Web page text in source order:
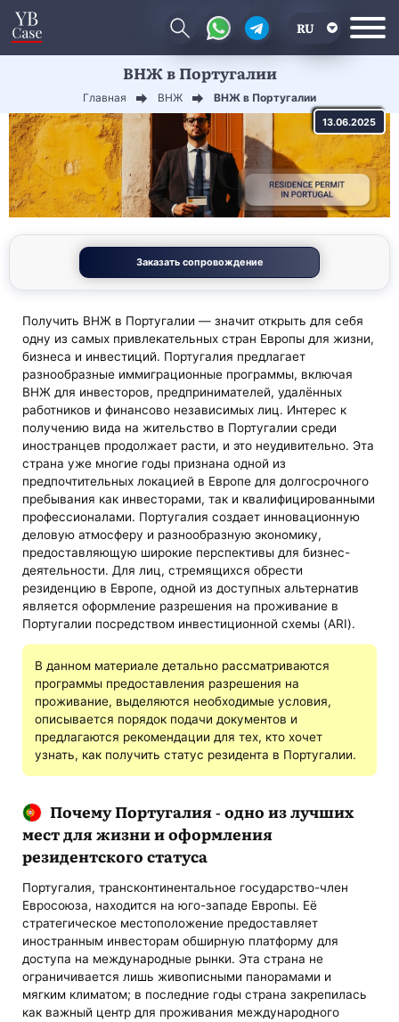
RU
CN
ВНЖ в Португалии
Главная ВНЖ ВНЖ в Португалии
13.06.2025
Заказать сопровождение
Получить ВНЖ в Португалии — значит открыть для себя
одну из самых привлекательных стран Европы для жизни,
бизнеса и инвестиций. Португалия предлагает
разнообразные иммиграционные программы, включая
ВНЖ для инвесторов, предпринимателей, удалённых
работников и финансово независимых лиц. Интерес к
получению вида на жительство в Португалии среди
иностранцев продолжает расти, и это неудивительно. Эта
страна уже многие годы признана одной из
предпочтительных локацией в Европе для долгосрочного
пребывания как инвесторами, так и квалифицированными
профессионалами. Португалия создает инновационную
деловую атмосферу и разнообразную экономику,
предоставляющую широкие перспективы для бизнес-
деятельности. Для лиц, стремящихся обрести
резиденцию в Европе, одной из доступных альтернатив
является оформление разрешения на проживание в
Португалии посредством инвестиционной схемы (ARI).
В данном материале детально рассматриваются
программы предоставления разрешения на
проживание, выделяются необходимые условия,
описывается порядок подачи документов и
предлагаются рекомендации для тех, кто хочет
узнать, как получить статус резидента в Португалии.
Почему Португалия - одно из лучших
мест для жизни и оформления
резидентского статуса
Португалия, трансконтинентальное государство-член
Евросоюза, находится на юго-западе Европы. Её
стратегическое местоположение предоставляет
иностранным инвесторам обширную платформу для
доступа на международные рынки. Эта страна не
ограничивается лишь живописными панорамами и
мягким климатом; в последние годы страна закрепилась
как важный центр для проживания международного